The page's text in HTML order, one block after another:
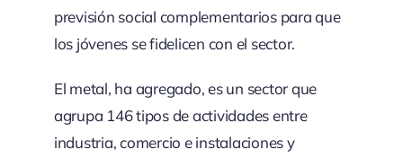
previsión social complementarios para que
los jóvenes se fidelicen con el sector.
El metal, ha agregado, es un sector que
agrupa 146 tipos de actividades entre
industria, comercio e instalaciones y